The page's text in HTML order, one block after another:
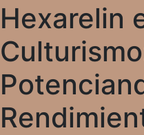
Hexarelin